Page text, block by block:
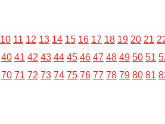
10 11 12 13 14 15 16 17 18 19 20 21
40 41 42 43 44 45 46 47 48 49 50 51
70 71 72 73 74 75 76 77 78 79 80 81